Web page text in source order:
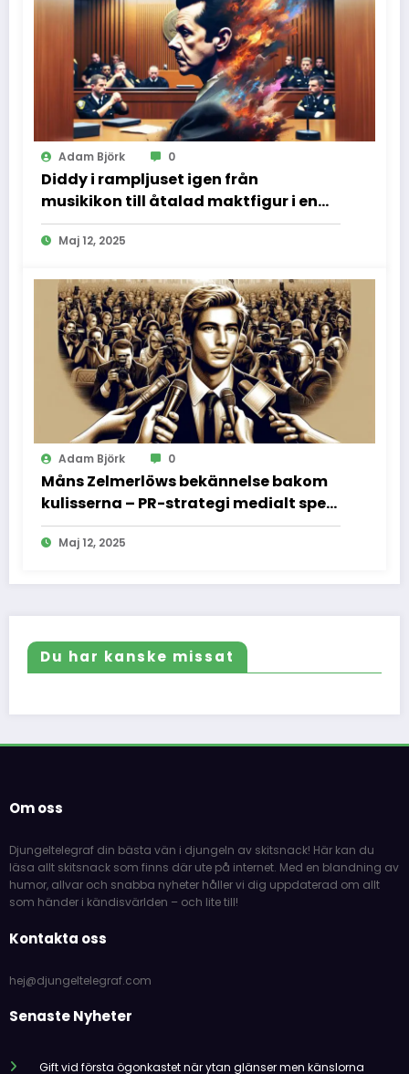
Adam Björk 0
Diddy i rampljuset igen från
musikikon till åtalad maktfigur i en
dramatisk rättssal
Maj 12, 2025
Adam Björk 0
Måns Zelmerlöws bekännelse bakom
kulisserna – PR-strategi medialt spel
och vad vi inte fick se
Maj 12, 2025
Du har kanske missat
Om oss
Djungeltelegraf din bästa vän i djungeln av skitsnack! Här kan du
läsa allt skitsnack som finns där ute på internet. Med en blandning av
humor, allvar och snabba nyheter håller vi dig uppdaterad om allt
som händer i kändisvärlden – och lite till!
Kontakta oss
hej@djungeltelegraf.com
Senaste Nyheter
Gift vid första ögonkastet när ytan glänser men känslorna